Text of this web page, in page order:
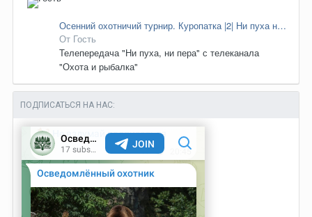
Осенний охотничий турнир. Куропатка |2| Ни пуха ни пера
От Гость
Телепередача "Ни пуха, ни пера" с телеканала
"Охота и рыбалка"
ПОДПИСАТЬСЯ НА НАС: